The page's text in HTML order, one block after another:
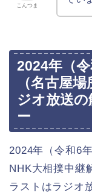
こんつま
2024年（
（名古屋
ジオ放送
ー
2024年（令和6
NHK大相撲中継
ラストはラジオ